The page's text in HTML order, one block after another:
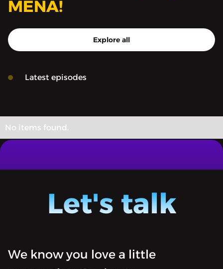
MENA!
Explore all
Latest episodes
No items found.
Let's talk
We know you love a little